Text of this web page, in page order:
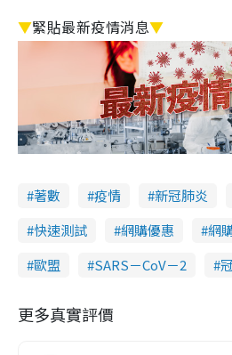
▼緊貼最新疫情消息▼
著數 疫情 新冠肺炎
快速測試
網購優惠 網
歐盟
SARS－CoV－2
更多真實評價